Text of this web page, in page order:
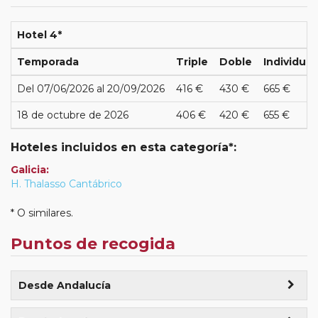
Hotel 4*
Temporada Triple Doble Individual
Del 07/06/2026 al 20/09/2026 416 € 430 € 665 €
18 de octubre de 2026 406 € 420 € 655 €
Hoteles incluidos en esta categoría*:
Galicia:
H. Thalasso Cantábrico
* O similares.
Puntos de recogida
Desde Andalucía